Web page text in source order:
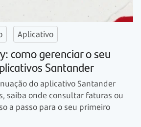
Aplicativo
como gerenciar o seu
Santander
do aplicativo Santander
saiba onde consultar faturas ou
a passo para o seu primeiro